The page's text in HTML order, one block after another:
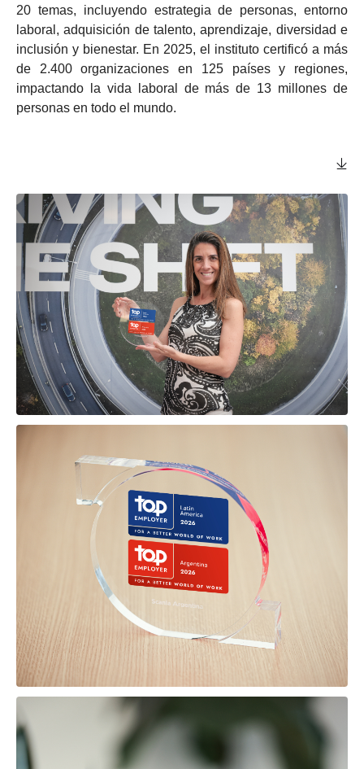
20 temas, incluyendo estrategia de personas, entorno
laboral, adquisición de talento, aprendizaje, diversidad e
inclusión y bienestar. En 2025, el instituto certificó a más
de 2.400 organizaciones en 125 países y regiones,
impactando la vida laboral de más de 13 millones de
personas en todo el mundo.